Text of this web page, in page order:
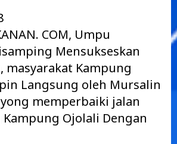
COM, Umpu
Mensukseskan
masyarakat Kampung
Langsung oleh Mursalin
memperbaiki jalan
Ojolali Dengan